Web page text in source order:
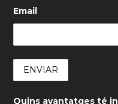
Email
Quins avantatges té